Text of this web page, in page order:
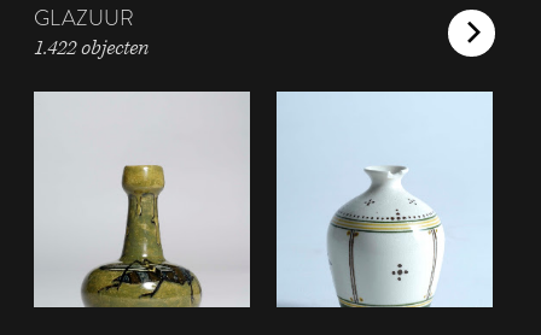
GLAZUUR
1.422 objecten